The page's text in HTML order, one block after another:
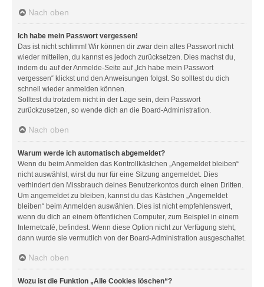
Nach oben
Ich habe mein Passwort vergessen!
Das ist nicht schlimm! Wir können dir zwar dein altes Passwort nicht
wieder mitteilen, du kannst es jedoch zurücksetzen. Dies machst du,
indem du auf der Anmelde-Seite auf „Ich habe mein Passwort
vergessen“ klickst und den Anweisungen folgst. So solltest du dich
schnell wieder anmelden können.
Solltest du trotzdem nicht in der Lage sein, dein Passwort
zurückzusetzen, so wende dich an die Board-Administration.
Nach oben
Warum werde ich automatisch abgemeldet?
Wenn du beim Anmelden das Kontrollkästchen „Angemeldet bleiben“
nicht auswählst, wirst du nur für eine Sitzung angemeldet. Dies
verhindert den Missbrauch deines Benutzerkontos durch einen Dritten.
Um angemeldet zu bleiben, kannst du das Kästchen „Angemeldet
bleiben“ beim Anmelden auswählen. Dies ist nicht empfehlenswert,
wenn du dich an einem öffentlichen Computer, zum Beispiel in einem
Internetcafé, befindest. Wenn diese Option nicht zur Verfügung steht,
dann wurde sie vermutlich von der Board-Administration ausgeschaltet.
Nach oben
Wozu ist die Funktion „Alle Cookies löschen“?